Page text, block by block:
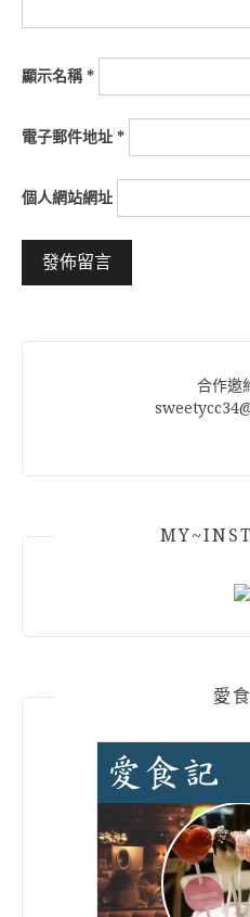
顯示名稱*
電子郵件地址 *
個人網站網址
合作邀
愛